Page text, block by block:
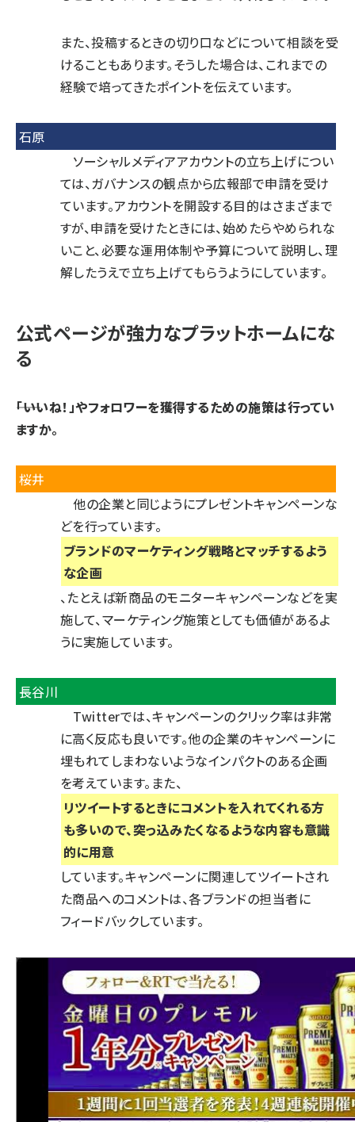
また、投稿するときの切り口などについて相談を受
けることもあります。そうした場合は、これまでの
経験で培ってきたポイントを伝えています。
石原
ソーシャルメディアアカウントの立ち上げについ
ては、ガバナンスの観点から広報部で申請を受け
ています。アカウントを開設する目的はさまざまで
すが、申請を受けたときには、始めたらやめられな
いこと、必要な運用体制や予算について説明し、理
解したうえで立ち上げてもらうようにしています。
公式ページが強力なプラットホームにな
る
――「いいね！」やフォロワーを獲得するための施策は行ってい
ますか。
桜井
他の企業と同じようにプレゼントキャンペーンな
どを行っています。
ブランドのマーケティング戦略とマッチするよう
な企画
、たとえば新商品のモニターキャンペーンなどを実
施して、マーケティング施策としても価値があるよ
うに実施しています。
長谷川
Twitterでは、キャンペーンのクリック率は非常
に高く反応も良いです。他の企業のキャンペーンに
埋もれてしまわないようなインパクトのある企画
を考えています。また、
リツイートするときにコメントを入れてくれる方
も多いので、突っ込みたくなるような内容も意識
的に用意
しています。キャンペーンに関連してツイートされ
た商品へのコメントは、各ブランドの担当者に
フィードバックしています。